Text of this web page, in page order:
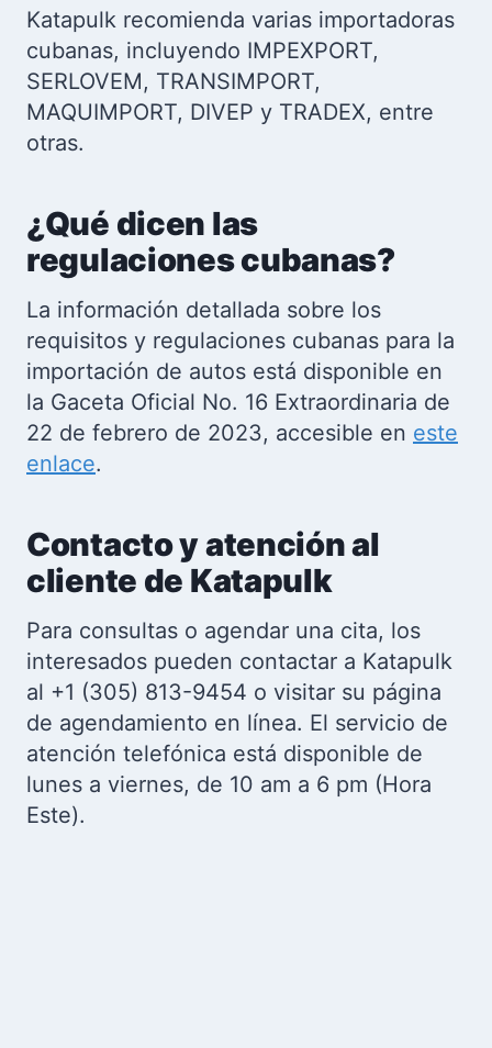
Katapulk recomienda varias importadoras
cubanas, incluyendo IMPEXPORT,
SERLOVEM, TRANSIMPORT,
MAQUIMPORT, DIVEP y TRADEX, entre
otras.
¿Qué dicen las
regulaciones cubanas?
La información detallada sobre los
requisitos y regulaciones cubanas para la
importación de autos está disponible en
la Gaceta Oficial No. 16 Extraordinaria de
22 de febrero de 2023, accesible en este
enlace.
Contacto y atención al
cliente de Katapulk
Para consultas o agendar una cita, los
interesados pueden contactar a Katapulk
al +1 (305) 813-9454 o visitar su página
de agendamiento en línea. El servicio de
atención telefónica está disponible de
lunes a viernes, de 10 am a 6 pm (Hora
Este).